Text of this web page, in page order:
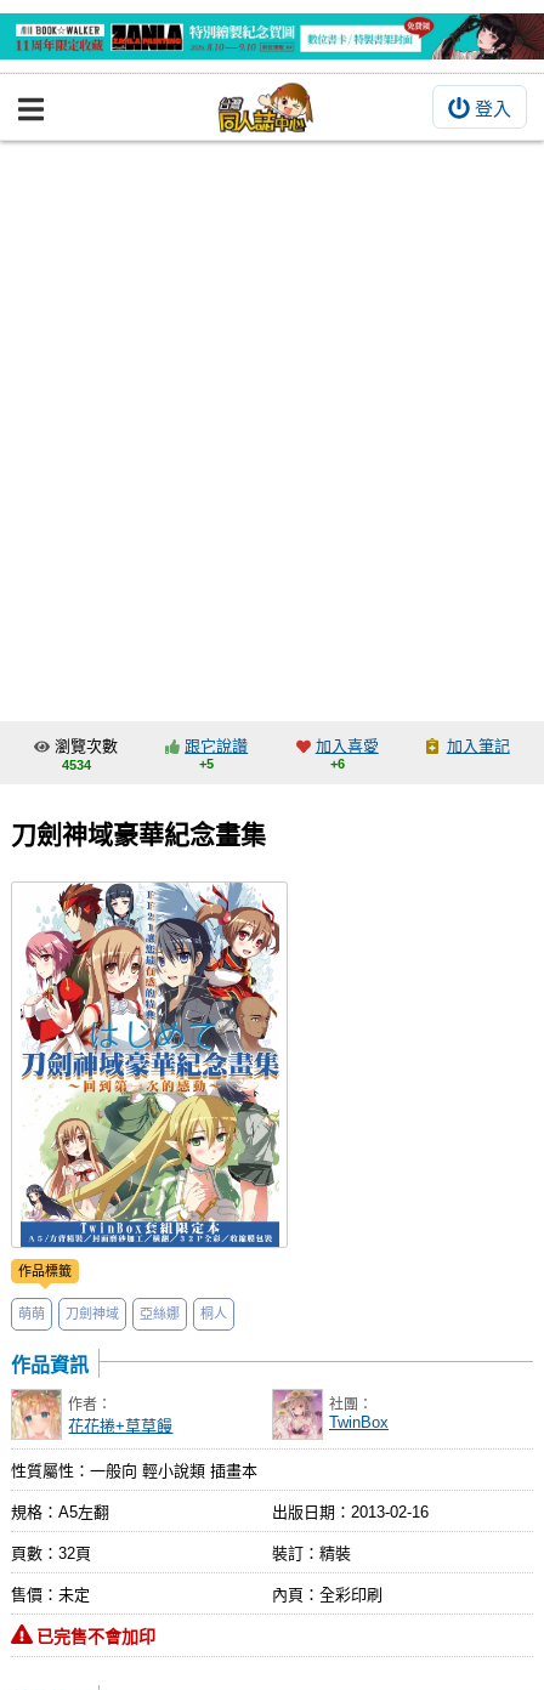
登入
BOOKY書集倉庫
交流中心
會員功能選單
會員中心
註冊會員
登入
瀏覽次數
4534
跟它說讚
+5
加入喜愛
+6
加入筆記
刀劍神域豪華紀念畫集
作品標籤
萌萌 刀劍神域 亞絲娜 桐人
作品資訊
作者：
花花捲+草草饅
社團：
TwinBox
性質屬性：一般向 輕小說類 插畫本
規格：A5左翻 出版日期： 2013-02-16
頁數：32頁 裝訂：精裝
售價：未定 內頁：全彩印刷
已完售不會加印